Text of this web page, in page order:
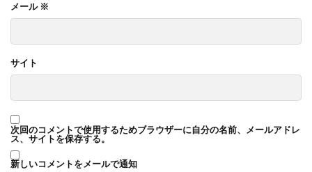
メール ※
サイト
次回のコメントで使用するためブラウザーに自分の名前、メールアドレ
ス、サイトを保存する。
新しいコメントをメールで通知